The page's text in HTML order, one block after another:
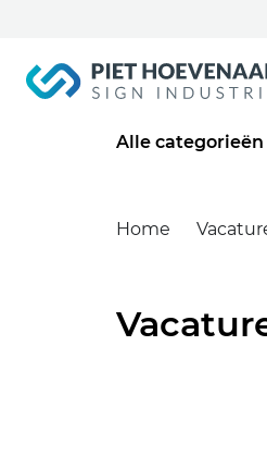
Alle categorieën
Home